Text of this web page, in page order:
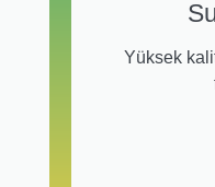
Yüksek